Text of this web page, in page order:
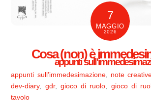
7
MAGGIO
2026
Cosa (non) è
appunti
appunti sull’immedesimazione, note
dev-diary, gdr, gioco di ruolo
gioco di
tavolo